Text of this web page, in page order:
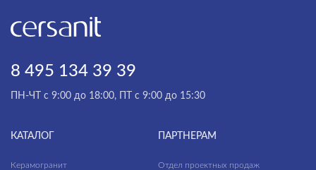
8 495 134 39 39
ПН-ЧТ с 9:00 до 18:00, ПТ с 9:00 до 15:30
КАТАЛОГ
Керамогранит
ПАРТНЕРАМ
Отдел проектных продаж